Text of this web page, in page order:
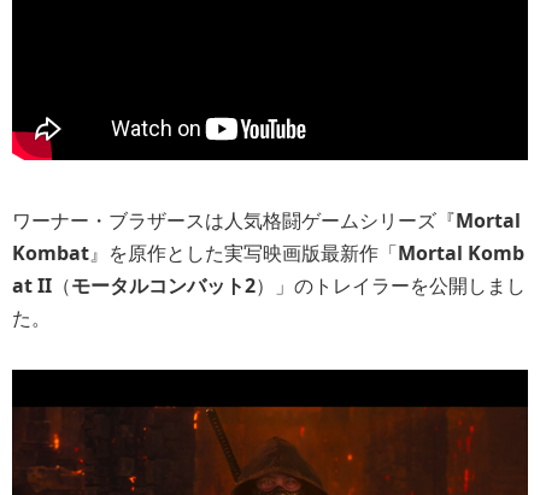
ワーナー・ブラザースは人気格闘ゲームシリーズ『Mortal
Kombat』を原作とした実写映画版最新作「Mortal Komb
at II （モータルコンバット2）」のトレイラーを公開しまし
た。